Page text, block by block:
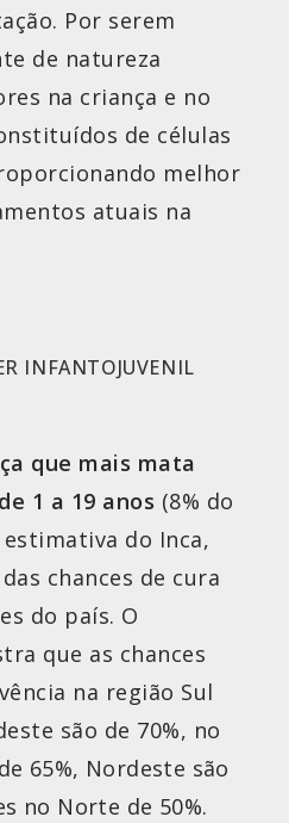
Por serem
de natureza
na criança e no
de células
melhor
atuais na
INFANTOJUVENIL
que mais mata
1 a 19 anos (8% do
do Inca,
chances de cura
do país. O
que as chances
na região Sul
são de 70%, no
65%, Nordeste são
no Norte de 50%.